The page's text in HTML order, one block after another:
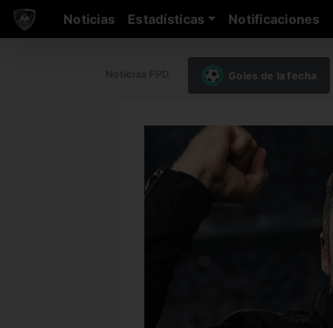
Noticias Estadísticas Notificaciones
Goles de la fecha